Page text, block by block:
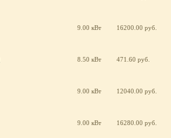
9.00 кВт 16200.00 руб.
8.50 кВт 471.60 руб.
9.00 кВт 12040.00 руб.
9.00 кВт 16280.00 руб.